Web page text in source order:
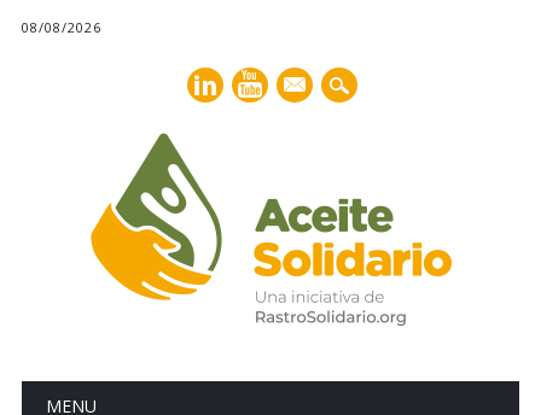
08/08/2026
mail
Main menu
MENU